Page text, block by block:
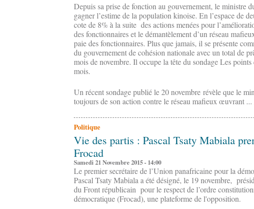
Depuis sa prise de fonction au gouvernement, le ministre
gagner l’estime de la population kinoise. En l’espace de
cote de 8% à la suite des actions menées pour
des fonctionnaires et le démantèlement d’un réseau
paie des fonctionnaires. Plus que jamais, il se présente
du gouvernement de cohésion nationale avec un total de
mois de novembre. Il occupe la tête du sondage Les
mois.
Un récent sondage publié le 20 novembre révèle que le
toujours de son action contre le réseau mafieux œuvrant ...
Politique
Vie des partis : Pascal Tsaty Mabiala
Frocad
Samedi 21 Novembre 2015 - 14:00
Le premier secrétaire de l’Union panafricaine pour la
Pascal Tsaty Mabiala a été désigné, le 19 novembre,
du Front républicain pour le respect de l’ordre
démocratique (Frocad), une plateforme de l'opposition.